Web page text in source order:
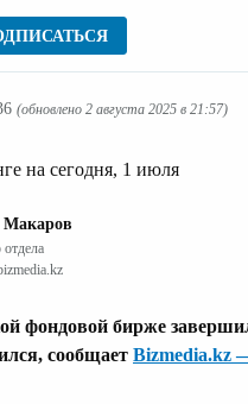
Финансовые
(обновлено 2 августа 2025 в 21:57)
на сегодня, 1 июля
Макаров
отдела
фондовой бирже
сообщает Bizmedia.kz